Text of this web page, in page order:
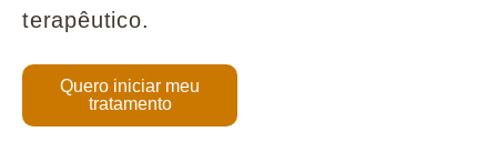
terapêutico.
Quero iniciar meu
tratamento